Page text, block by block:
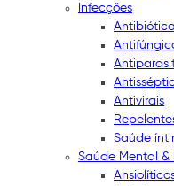
Infecções
Antivirais
Saúde
Saúde Mental &